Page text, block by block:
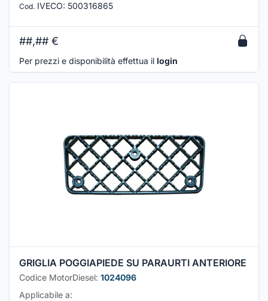
Cod. IVECO: 500316865
##,## €
Per prezzi e disponibilità effettua il login
GRIGLIA POGGIAPIEDE SU PARAURTI ANTERIORE
Codice MotorDiesel: 1024096
Applicabile a: